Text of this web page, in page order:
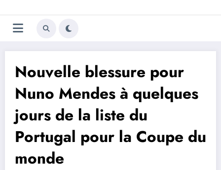
au
contenu
Trivela
L'actualité du football
Nouvelle blessure pour
Nuno Mendes à quelques
jours de la liste du
Portugal pour la Coupe du
monde